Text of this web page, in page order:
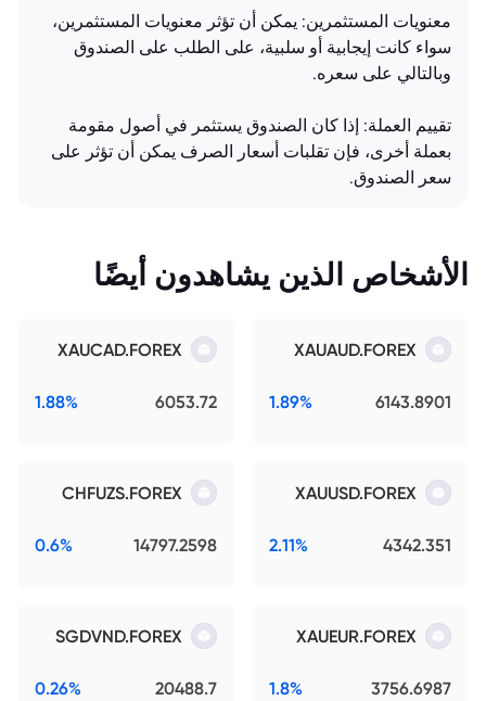
معنويات المستثمرين: يمكن أن تؤثر معنويات المستثمرين،
سواء كانت إيجابية أو سلبية، على الطلب على الصندوق
وبالتالي على سعره.
تقييم العملة: إذا كان الصندوق يستثمر في أصول مقومة
بعملة أخرى، فإن تقلبات أسعار الصرف يمكن أن تؤثر على
سعر الصندوق.
الأشخاص الذين يشاهدون أيضًا
XAUAUD.FOREX
6143.8901
1.89%
XAUCAD.FOREX
6053.72
1.88%
XAUUSD.FOREX
4342.351
2.11%
CHFUZS.FOREX
14797.2598
0.6%
XAUEUR.FOREX
3756.6987
1.8%
SGDVND.FOREX
20488.7
0.26%